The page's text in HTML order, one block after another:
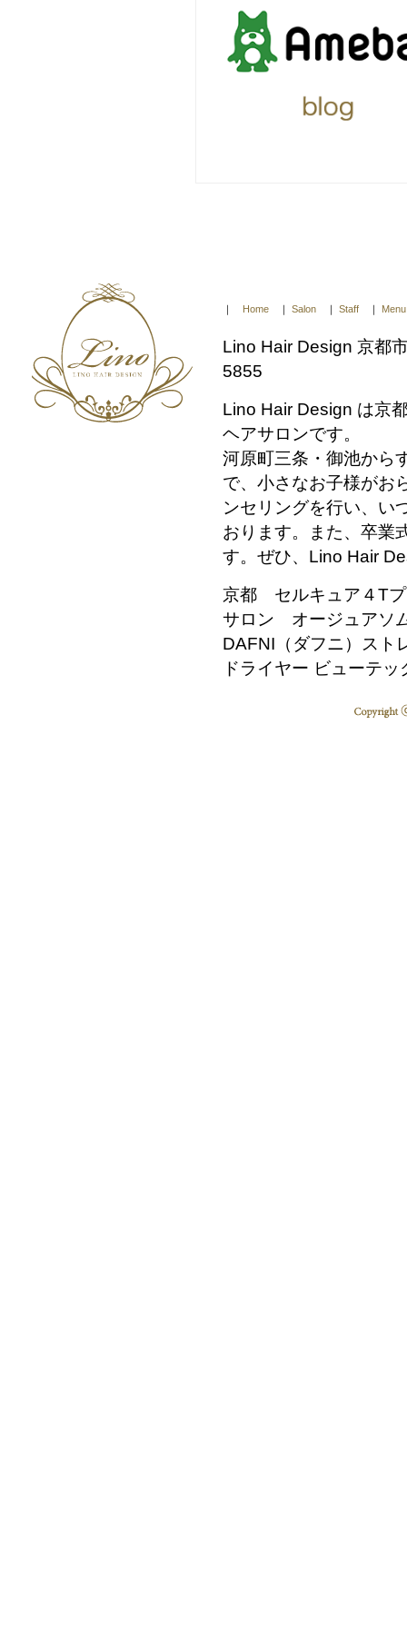
｜ Home ｜ Salon ｜ Staff ｜ Menu
Lino Hair Design 京都
5855
Lino Hair Design は京
ヘアサロンです。
河原町三条・御池から
で、小さなお子様がお
ンセリングを行い、い
おります。また、卒業
す。ぜひ、Lino Hair
京都 セルキュア４T
サロン オージュアソ
DAFNI（ダフニ）スト
ドライヤー ビューテ